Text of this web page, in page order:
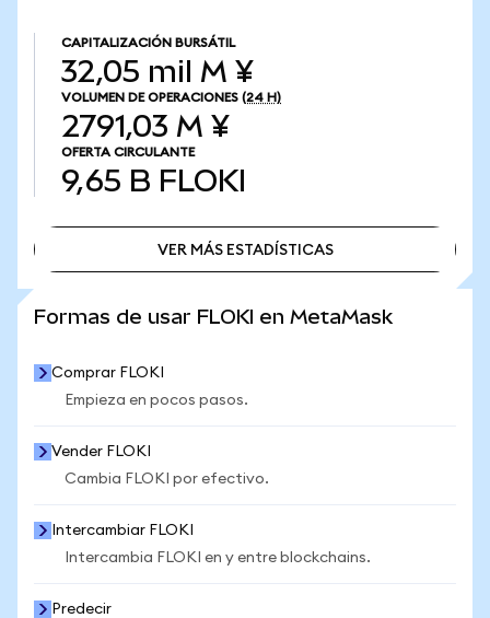
CAPITALIZACIÓN BURSÁTIL
32,05 mil M ¥
VOLUMEN DE OPERACIONES (24 H)
2791,03 M ¥
OFERTA CIRCULANTE
9,65 B FLOKI
VER MÁS ESTADÍSTICAS
Formas de usar FLOKI en MetaMask
Comprar FLOKI
Empieza en pocos pasos.
Vender FLOKI
Cambia FLOKI por efectivo.
Intercambiar FLOKI
Intercambia FLOKI en y entre blockchains.
Predecir